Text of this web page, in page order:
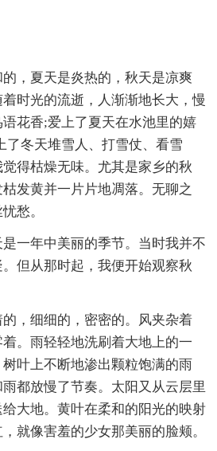
，夏天是炎热的，秋天是凉爽
时光的流逝，人渐渐地长大，慢
花香;爱上了夏天在水池里的嬉
了冬天堆雪人、打雪仗、看雪
得枯燥无味。尤其是家乡的秋
发黄并一片片地凋落。无聊之
愁。
一年中美丽的季节。当时我并不
但从那时起，我便开始观察秋
，细细的，密密的。风夹杂着
。雨轻轻地洗刷着大地上的一
叶上不断地渗出颗粒饱满的雨
都放慢了节奏。太阳又从云层里
大地。黄叶在柔和的阳光的映射
就像害羞的少女那美丽的脸颊。